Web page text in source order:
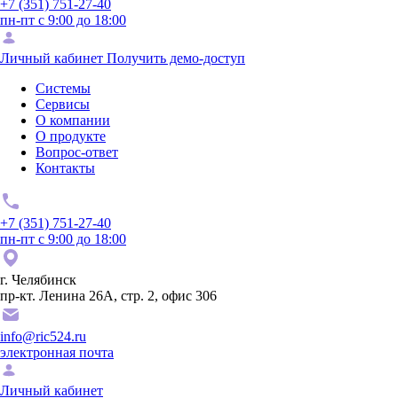
+7 (351) 751-27-40
пн-пт с 9:00 до 18:00
Личный кабинет Получить демо-доступ
Системы
Сервисы
О компании
О продукте
Вопрос-ответ
Контакты
+7 (351) 751-27-40
пн-пт с 9:00 до 18:00
г. Челябинск
пр-кт. Ленина 26А, стр. 2, офис 306
info@ric524.ru
электронная почта
Личный кабинет